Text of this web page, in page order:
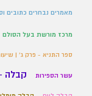
מאמרים נבחרים כתובים
מרכז מורשת בעל הסולם
ספר התניא - פרק ג' |
עשר הספירות קבלה